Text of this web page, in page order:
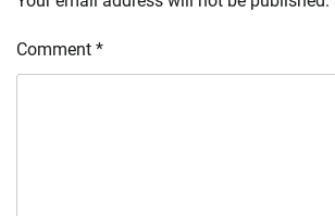
Comment *